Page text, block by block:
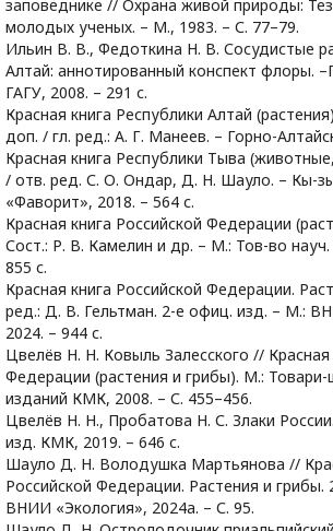
заповеднике // Охрана живой природы:
молодых ученых. – М., 1983. – С. 77–79.
Ильин В. В., Федоткина Н. В. Сосудистые
Алтай: аннотированный конспект флоры.
ГАГУ, 2008. – 291 с.
Красная книга Республики Алтай
доп. / гл. ред.: А. Г. Манеев. – Горно-
Красная книга Республики Тыва
/ отв. ред. С. О. Ондар, Д. Н. Шауло. – Кы-
«Фаворит», 2018. – 564 с.
Красная книга Российской Федерации
Сост.: Р. В. Камелин и др. – М.: Тов-во
855 с.
Красная книга Российской Федерации.
ред.: Д. В. Гельтман. 2-е офиц. изд. – М.:
2024. – 944 с.
Цвелёв Н. Н. Ковыль Залесского // Красная
Федерации (растения и грибы). М.:
изданий КМК, 2008. – С. 455–456.
Цвелёв Н. Н., Пробатова Н. С. Злаки
изд. КМК, 2019. – 646 с.
Шауло Д. Н. Володушка Мартьянова //
Российской Федерации. Растения и
ВНИИ «Экология», 2024а. – С. 95.